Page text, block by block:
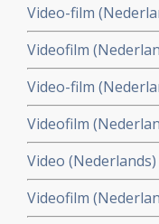
hyperthermie en
Video-film
bewuste keuze
behandeling met
Videofilm
door
gezonde leefwijze.
2011
Video-film
tot stilstand door
ziekteprogressie.
behandeling
Videofilm
verandering van
onbehandelbare
Video
graad IV door
2012
Videofilm
Multiforme (Graad